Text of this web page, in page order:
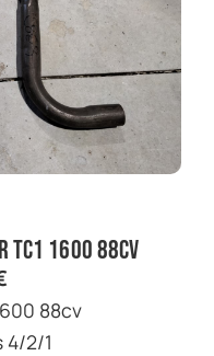
1600 88cv
88cv
4/2/1